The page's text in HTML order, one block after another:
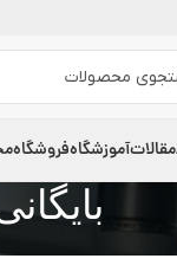
آموزشگاهفروشگاه